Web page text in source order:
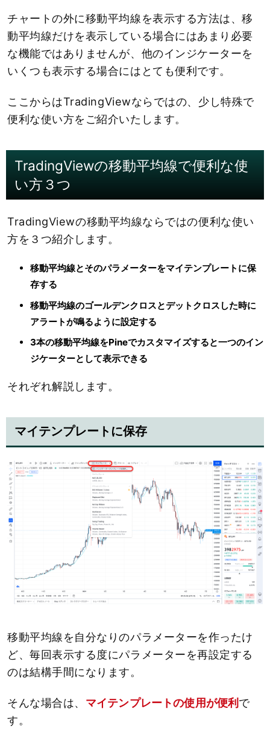
チャートの外に移動平均線を表示する方法は、移
動平均線だけを表示している場合にはあまり必要
な機能ではありませんが、他のインジケーターを
いくつも表示する場合にはとても便利です。
ここからはTradingViewならではの、少し特殊で
便利な使い方をご紹介いたします。
TradingViewの移動平均線で便利な使
い方３つ
TradingViewの移動平均線ならではの便利な使い
方を３つ紹介します。
移動平均線とそのパラメーターをマイテンプレートに保
存する
移動平均線のゴールデンクロスとデットクロスした時に
アラートが鳴るように設定する
3本の移動平均線をPineでカスタマイズすると一つのイン
ジケーターとして表示できる
それぞれ解説します。
マイテンプレートに保存
移動平均線を自分なりのパラメーターを作ったけ
ど、毎回表示する度にパラメーターを再設定する
のは結構手間になります。
そんな場合は、 マイテンプレートの使用が便利 で
す。